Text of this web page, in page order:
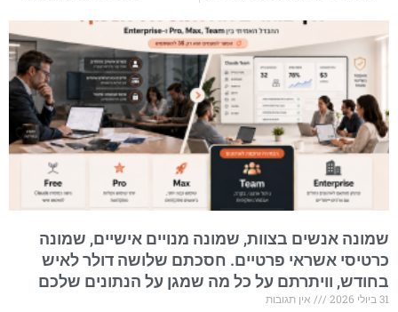
שמונה אנשים בצוות, שמונה מנויים אישיים, שמונה
כרטיסי אשראי פרטיים. חסכתם שלושה דולר לאיש
בחודש, וויתרתם על כל מה שמגן על הנתונים שלכם
31 ביולי 2026
אין תגובות